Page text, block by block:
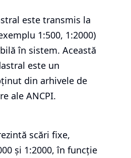
este transmis la
1:500, 1:2000)
în sistem. Această
este un
din arhivele de
ale ANCPI.
scări fixe,
și 1:2000, în funcție